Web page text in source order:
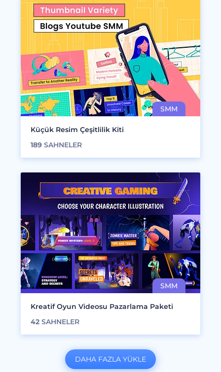
Küçük Resim Çeşitlilik Kiti
189 SAHNELER
Kreatif Oyun Videosu Pazarlama Paketi
42 SAHNELER
DAHA FAZLA YÜKLE